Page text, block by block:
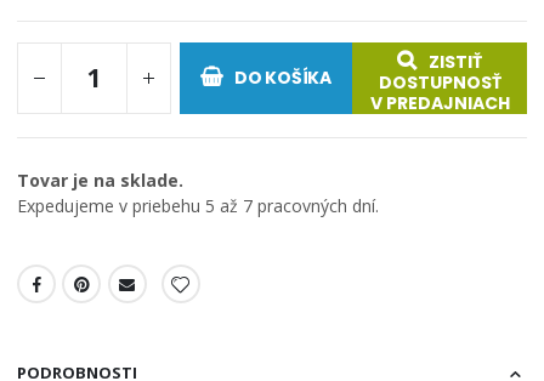
DO KOŠÍKA
ZISTIŤ
DOSTUPNOSŤ
V PREDAJNIACH
Tovar je na sklade.
Expedujeme v priebehu 5 až 7 pracovných dní.
PODROBNOSTI